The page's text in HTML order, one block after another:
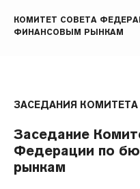
КОМИТЕТ СОВЕТА
ФИНАНСОВЫМ РЫНКАМ
ЗАСЕДАНИЯ КОМИТЕТА
Заседание
Федерации по
рынкам